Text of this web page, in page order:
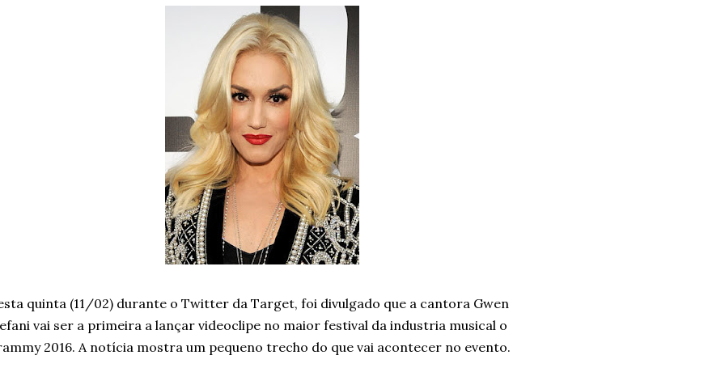
quinta (11/02) durante o Twitter da Target, foi divulgado que a cantora Gwen
vai ser a primeira a lançar videoclipe no maior festival da industria musical o
2016. A notícia mostra um pequeno trecho do que vai acontecer no evento.